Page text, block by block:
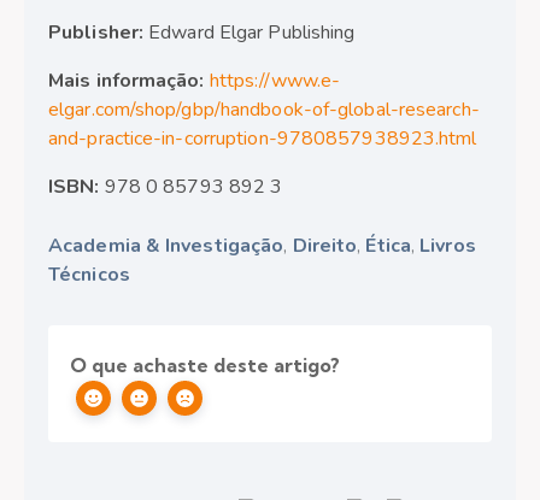
Publisher: Edward Elgar Publishing
Mais informação: https://www.e-
elgar.com/shop/gbp/handbook-of-global-research-
and-practice-in-corruption-9780857938923.html
ISBN: 978 0 85793 892 3
Academia & Investigação, Direito, Ética, Livros
Técnicos
O que achaste deste artigo?